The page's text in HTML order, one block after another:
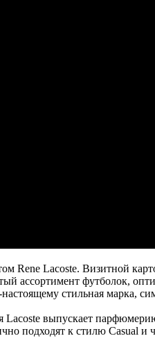
Renе Lacoste. Визитной
ассортимент футболок,
стильная марка,
Lacoste выпускает
подходят к стилю Casual и